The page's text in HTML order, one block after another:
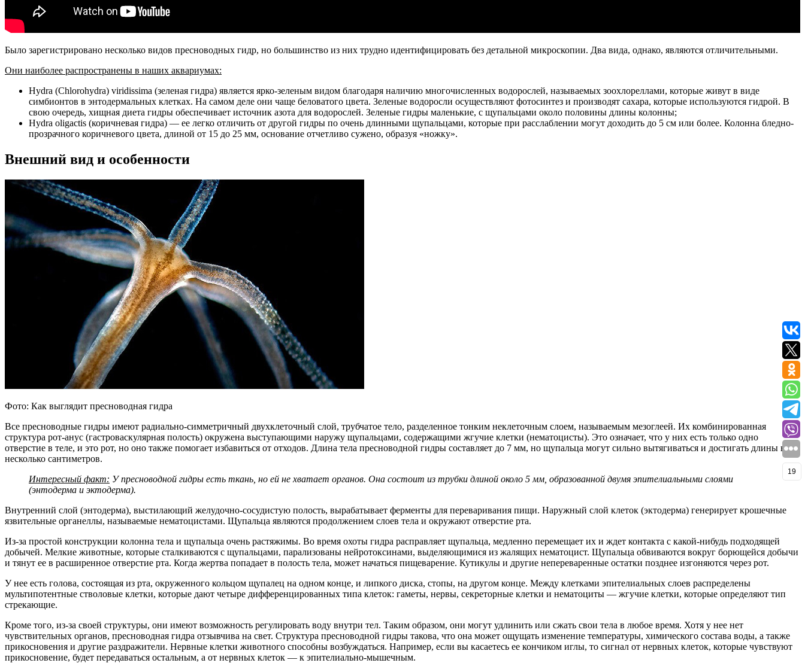
Было зарегистрировано несколько видов пресноводных гидр, но большинство из них трудно идентифицировать без детальной микроскопии. Два вида, однако, являются отличительными.
Они наиболее распространены в наших аквариумах:
Hydra (Chlorohydra) viridissima (зеленая гидра) является ярко-зеленым видом благодаря наличию многочисленных водорослей, называемых зоохлореллами, которые живут в виде
симбионтов в энтодермальных клетках. На самом деле они чаще беловатого цвета. Зеленые водоросли осуществляют фотосинтез и производят сахара, которые используются гидрой. В
свою очередь, хищная диета гидры обеспечивает источник азота для водорослей. Зеленые гидры маленькие, с щупальцами около половины длины колонны;
Hydra oligactis (коричневая гидра) — ее легко отличить от другой гидры по очень длинными щупальцами, которые при расслаблении могут доходить до 5 см или более. Колонна бледно-
прозрачного коричневого цвета, длиной от 15 до 25 мм, основание отчетливо сужено, образуя «ножку».
Внешний вид и особенности
Фото: Как выглядит пресноводная гидра
Все пресноводные гидры имеют радиально-симметричный двухклеточный слой, трубчатое тело, разделенное тонким неклеточным слоем, называемым мезоглеей. Их комбинированная
структура рот-анус (гастроваскулярная полость) окружена выступающими наружу щупальцами, содержащими жгучие клетки (нематоцисты). Это означает, что у них есть только одно
отверстие в теле, и это рот, но оно также помогает избавиться от отходов. Длина тела пресноводной гидры составляет до 7 мм, но щупальца могут сильно вытягиваться и достигать длины в
несколько сантиметров.
Интересный факт: У пресноводной гидры есть ткань, но ей не хватает органов. Она состоит из трубки длиной около 5 мм, образованной двумя эпителиальными слоями
(энтодерма и эктодерма).
Внутренний слой (энтодерма), выстилающий желудочно-сосудистую полость, вырабатывает ферменты для переваривания пищи. Наружный слой клеток (эктодерма) генерирует крошечные
язвительные органеллы, называемые нематоцистами. Щупальца являются продолжением слоев тела и окружают отверстие рта.
Из-за простой конструкции колонна тела и щупальца очень растяжимы. Во время охоты гидра расправляет щупальца, медленно перемещает их и ждет контакта с какой-нибудь подходящей
добычей. Мелкие животные, которые сталкиваются с щупальцами, парализованы нейротоксинами, выделяющимися из жалящих нематоцист. Щупальца обвиваются вокруг борющейся добычи
и тянут ее в расширенное отверстие рта. Когда жертва попадает в полость тела, может начаться пищеварение. Кутикулы и другие непереваренные остатки позднее изгоняются через рот.
У нее есть голова, состоящая из рта, окруженного кольцом щупалец на одном конце, и липкого диска, стопы, на другом конце. Между клетками эпителиальных слоев распределены
мультипотентные стволовые клетки, которые дают четыре дифференцированных типа клеток: гаметы, нервы, секреторные клетки и нематоциты — жгучие клетки, которые определяют тип
стрекающие.
Кроме того, из-за своей структуры, они имеют возможность регулировать воду внутри тел. Таким образом, они могут удлинить или сжать свои тела в любое время. Хотя у нее нет
чувствительных органов, пресноводная гидра отзывчива на свет. Структура пресноводной гидры такова, что она может ощущать изменение температуры, химического состава воды, а также
прикосновения и другие раздражители. Нервные клетки животного способны возбуждаться. Например, если вы касаетесь ее кончиком иглы, то сигнал от нервных клеток, которые чувствуют
прикосновение, будет передаваться остальным, а от нервных клеток — к эпителиально-мышечным.
19